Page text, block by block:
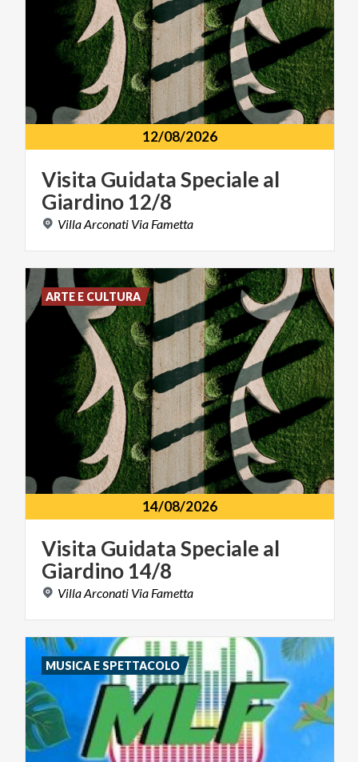
12/08/2026
Visita GuidataSpecialeal
Giardino 12/8
VillaArconati Via Fametta
14/08/2026
Visita GuidataSpecialeal
Giardino 14/8
VillaArconati Via Fametta
ARTE E CULTURA
MUSICA E SPETTACOLO